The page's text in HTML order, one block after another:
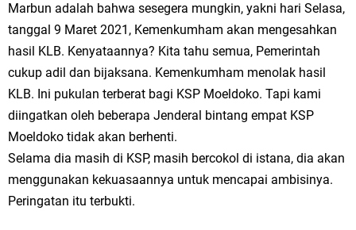
Marbun adalah bahwa sesegera mungkin, yakni hari Selasa,
tanggal 9 Maret 2021, Kemenkumham akan mengesahkan
hasil KLB. Kenyataannya? Kita tahu semua, Pemerintah
cukup adil dan bijaksana. Kemenkumham menolak hasil
KLB. Ini pukulan terberat bagi KSP Moeldoko. Tapi kami
diingatkan oleh beberapa Jenderal bintang empat KSP
Moeldoko tidak akan berhenti.
Selama dia masih di KSP, masih bercokol di istana, dia akan
menggunakan kekuasaannya untuk mencapai ambisinya.
Peringatan itu terbukti.